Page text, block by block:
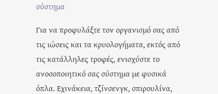
σύστημα
Για να προφυλάξτε τον οργανισμό σας από
τις ιώσεις και τα κρυολογήματα, εκτός από
τις κατάλληλες τροφές, ενισχύστε το
ανοσοποιητικό σας σύστημα με φυσικά
όπλα. Εχινάκεια, τζίνσενγκ, σπιρουλίνα,